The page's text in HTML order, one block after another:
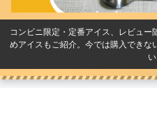
コンビニ限定・定番アイス、レビュ
めアイスもご紹介。今では購入できな
い